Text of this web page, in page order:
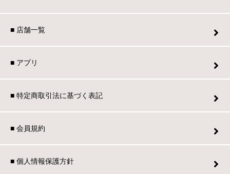
■ 店舗一覧
■ アプリ
■ 特定商取引法に基づく表記
■ 会員規約
■ 個人情報保護方針